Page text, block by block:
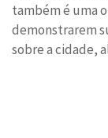
também é uma
demonstrarem
sobre a cidade,